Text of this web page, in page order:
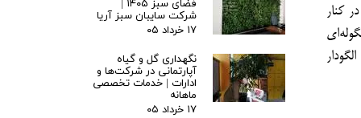
و مصنوعی
کنار
فضای سبز ۱۴۰۵ |
شرکت سایبان سبز آریا
۱۷ خرداد ۰۵
نگهداری گل و گیاه
آپارتمانی در شرکت‌ها و
ادارات | خدمات تخصصی
ماهانه
۱۷ خرداد ۰۵